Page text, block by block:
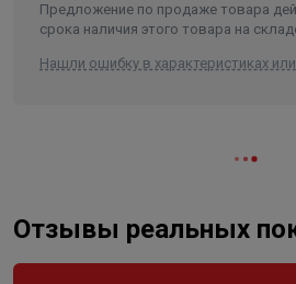
Предложение по продаже товара
срока наличия этого товара на
Нашли ошибку в характеристиках
Отзывы реальных